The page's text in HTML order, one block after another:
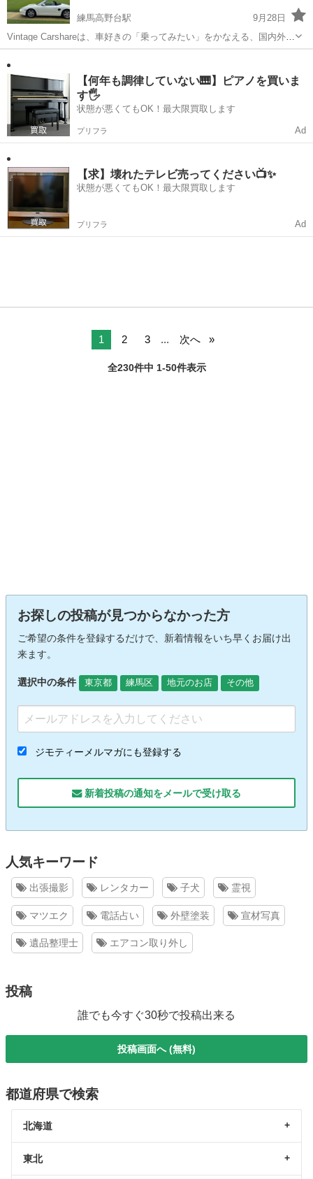
練馬高野台駅
9月28日
Vintage Carshareは、車好きの「乗ってみたい」をかなえる、国内外名
車・旧車専門のカーシェアです。 車好きなら誰もが乗ってみたいと思
うセレクトしました。 ぜひ、国内外の名車・旧車で、楽しいドライブ
をし...
【何年も調律していない🎹】ピアノを買いま
す🖐️
状態が悪くてもOK！最大限買取します
プリフラ Ad
【求】壊れたテレビ売ってください📺✨
状態が悪くてもOK！最大限買取します
プリフラ Ad
1 2 3 ... 次へ
全230件中 1-50件表示
お探しの投稿が見つからなかった方
ご希望の条件を登録するだけで、新着情報をいち早くお届け出
来ます。
選択中の条件 東京都 練馬区 地元のお店 その他
ジモティーメルマガにも登録する
新着投稿の通知をメールで受け取る
人気キーワード
出張撮影 レンタカー 子犬 霊視
マツエク 電話占い 外壁塗装 宣材写真
遺品整理士 エアコン取り外し
投稿
誰でも今すぐ30秒で投稿出来る
投稿画面へ (無料)
都道府県で検索
北海道
東北